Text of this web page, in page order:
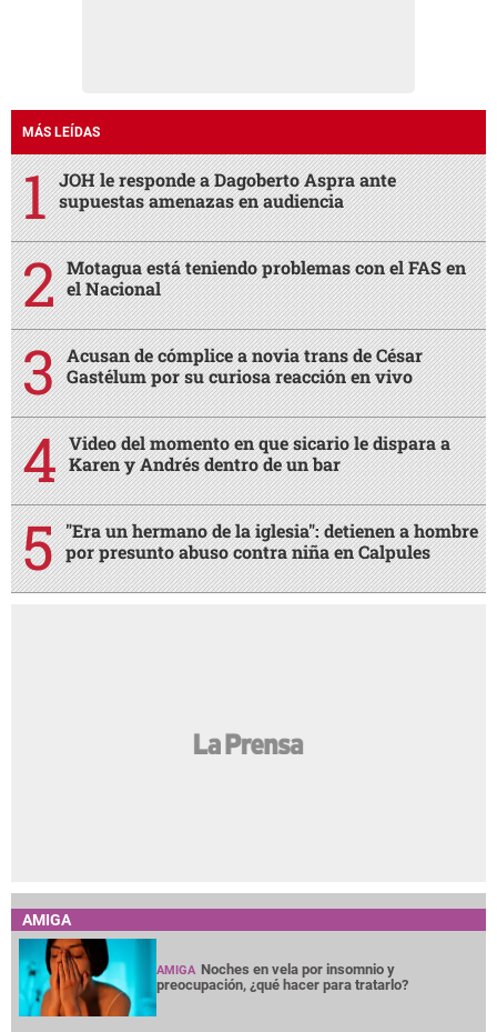
MÁS LEÍDAS
JOH le responde a Dagoberto Aspra ante
supuestas amenazas en audiencia
Motagua está teniendo problemas con el FAS en
el Nacional
Acusan de cómplice a novia trans de César
Gastélum por su curiosa reacción en vivo
Video del momento en que sicario le dispara a
Karen y Andrés dentro de un bar
"Era un hermano de la iglesia": detienen a hombre
por presunto abuso contra niña en Calpules
AMIGA
AMIGA Noches en vela por insomnio y
preocupación, ¿qué hacer para tratarlo?